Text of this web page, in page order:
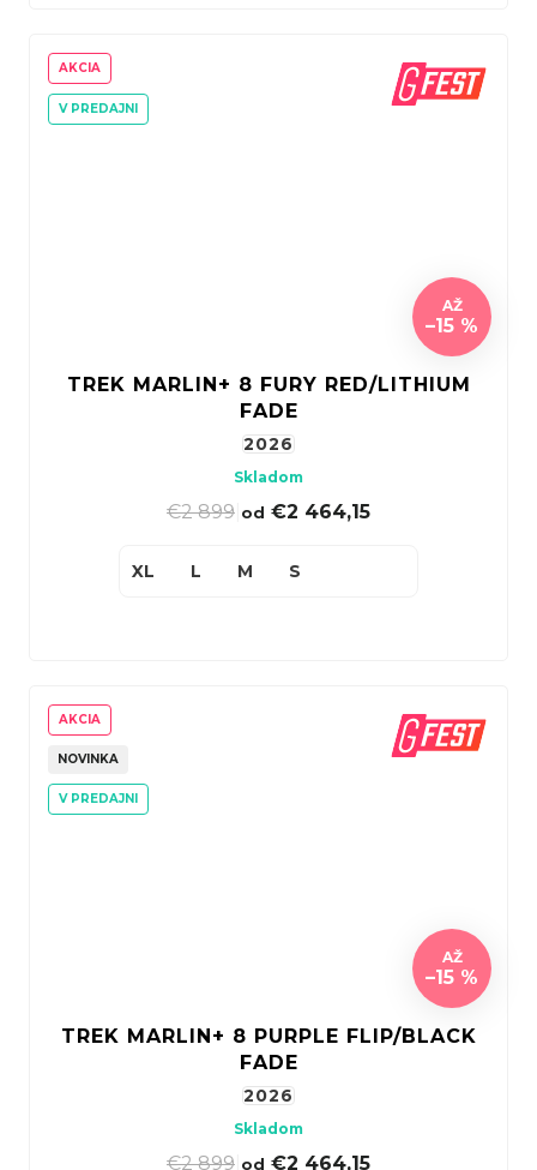
AKCIA
V PREDAJNI
AŽ
–15 %
TREK MARLIN+ 8 FURY RED/LITHIUM
FADE
2026
Skladom
€2 899 od €2 464,15
XL L M S
AKCIA
NOVINKA
V PREDAJNI
AŽ
–15 %
TREK MARLIN+ 8 PURPLE FLIP/BLACK
FADE
2026
Skladom
€2 899 od €2 464,15